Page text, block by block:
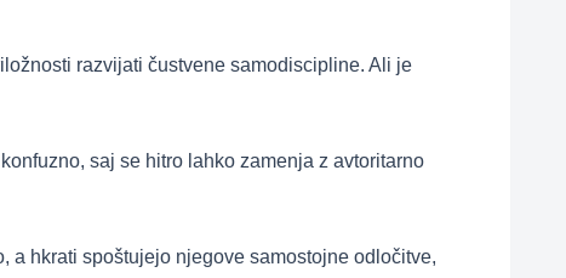
razvijati čustvene samodiscipline. Ali je
saj se hitro lahko zamenja z avtoritarno
a hkrati spoštujejo njegove samostojne odločitve,